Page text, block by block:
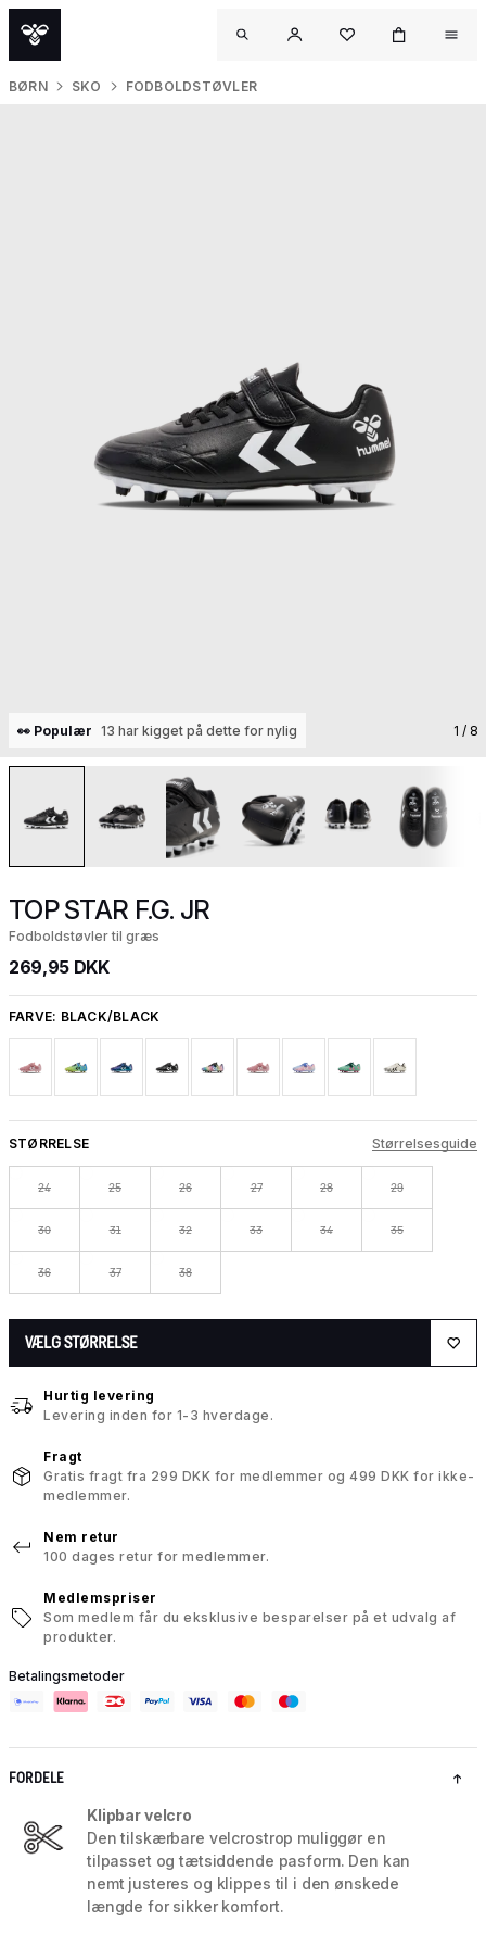
BØRN SKO FODBOLDSTØVLER
👀 Populær 13 har kigget på dette for nylig 1 / 8
TOP STAR F.G. JR
Fodboldstøvler til græs
269,95 DKK
FARVE: BLACK/BLACK
STØRRELSE Størrelsesguide
24 25 26 27 28 29
30 31 32 33 34 35
36 37 38
VÆLG STØRRELSE
Hurtig levering
Levering inden for 1-3 hverdage.
Fragt
Gratis fragt fra 299 DKK for medlemmer og 499 DKK for ikke-
medlemmer.
Nem retur
100 dages retur for medlemmer.
Medlemspriser
Som medlem får du eksklusive besparelser på et udvalg af
produkter.
Betalingsmetoder
FORDELE
Klipbar velcro
Den tilskærbare velcrostrop muliggør en
tilpasset og tætsiddende pasform. Den kan
nemt justeres og klippes til i den ønskede
længde for sikker komfort.